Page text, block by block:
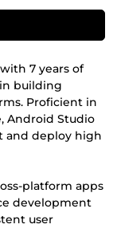
7 years of
building
Proficient in
Android Studio
and deploy high
platform apps
development
user